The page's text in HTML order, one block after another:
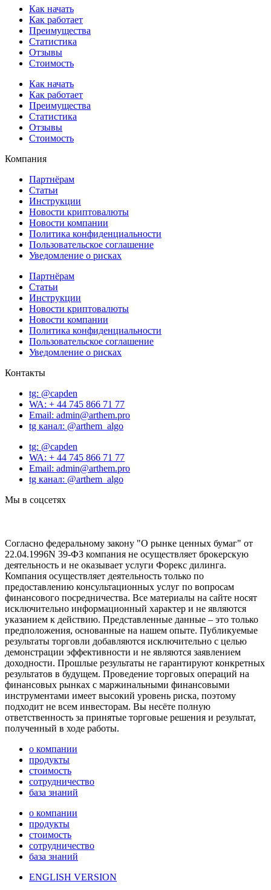
Как начать
Как работает
Преимущества
Статистика
Отзывы
Стоимость
Как начать
Как работает
Преимущества
Статистика
Отзывы
Стоимость
Компания
Партнёрам
Статьи
Инструкции
Новости криптовалюты
Новости компании
Политика конфиденциальности
Пользовательское соглашение
Уведомление о рисках
Партнёрам
Статьи
Инструкции
Новости криптовалюты
Новости компании
Политика конфиденциальности
Пользовательское соглашение
Уведомление о рисках
Контакты
tg: @capden
WA: + 44 745 866 71 77
Email: admin@arthem.pro
tg канал: @arthem_algo
tg: @capden
WA: + 44 745 866 71 77
Email: admin@arthem.pro
tg канал: @arthem_algo
Мы в соцсетях
Согласно федеральному закону "О рынке ценных бумаг" от
22.04.1996N 39-ФЗ компания не осуществляет брокерскую
деятельность и не оказывает услуги Форекс дилинга.
Компания осуществляет деятельность только по
предоставлению консультационных услуг по вопросам
финансового посредничества. Все материалы на сайте носят
исключительно информационный характер и не являются
указанием к действию. Представленные данные – это только
предположения, основанные на нашем опыте. Публикуемые
результаты торговли добавляются исключительно с целью
демонстрации эффективности и не являются заявлением
доходности. Прошлые результаты не гарантируют конкретных
результатов в будущем. Проведение торговых операций на
финансовых рынках с маржинальными финансовыми
инструментами имеет высокий уровень риска, поэтому
подходит не всем инвесторам. Вы несёте полную
ответственность за принятые торговые решения и результат,
полученный в ходе работы.
о компании
продукты
стоимость
сотрудничество
база знаний
о компании
продукты
стоимость
сотрудничество
база знаний
ENGLISH VERSION